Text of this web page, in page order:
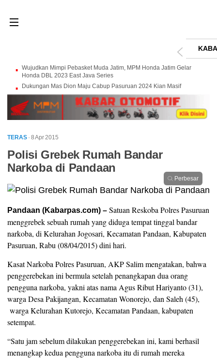
Wujudkan Mimpi Pebasket Muda Jatim, MPM Honda Jatim Gelar
Honda DBL 2023 East Java Series
Dukungan Mas Dion Maju Cabup Pasuruan 2024 Kian Masif
TERAS · 8 Apr 2015
Polisi Grebek Rumah Bandar
Narkoba di Pandaan
Perbesar
Pandaan (Kabarpas.com) – Satuan Reskoba Polres Pasuruan
menggrebek sebuah rumah yang diduga tempat tinggal bandar
narkoba, di Kelurahan Jogosari, Kecamatan Pandaan, Kabupaten
Pasuruan, Rabu (08/04/2015) dini hari.
Kasat Narkoba Polres Pasuruan, AKP Salim mengatakan, bahwa
penggerebekan ini bermula setelah penangkapan dua orang
pengguna narkoba, yakni atas nama Agus Ribut Hariyanto (31),
warga Desa Pakijangan, Kecamatan Wonorejo, dan Saleh (45),
warga Kelurahan Kutorejo, Kecamatan Pandaan, kabupaten
setempat.
“Satu jam sebelum dilakukan penggerebekan ini, kami berhasil
menangkap kedua pengguna narkoba itu di rumah mereka